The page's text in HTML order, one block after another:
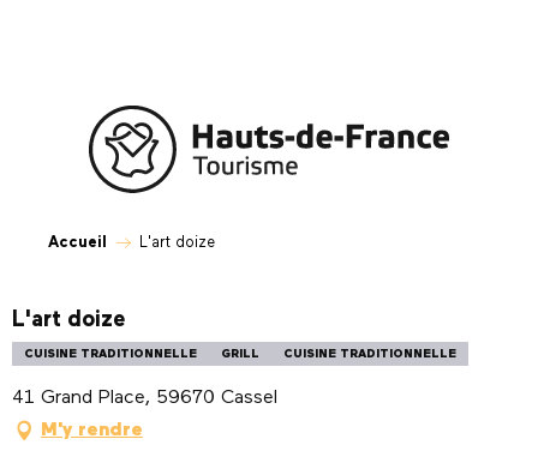
Accueil L'art doize
L'art doize
CUISINE TRADITIONNELLE GRILL CUISINE TRADITIONNELLE
41 Grand Place, 59670 Cassel
M'y rendre